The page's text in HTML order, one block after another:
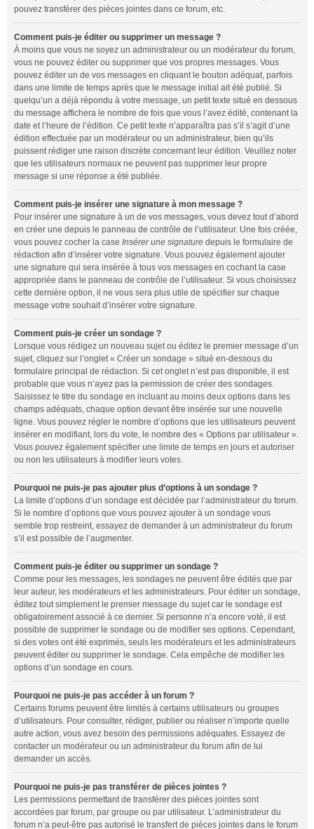
pouvez transférer des pièces jointes dans ce forum, etc.
Comment puis-je éditer ou supprimer un message ?
À moins que vous ne soyez un administrateur ou un modérateur du forum,
vous ne pouvez éditer ou supprimer que vos propres messages. Vous
pouvez éditer un de vos messages en cliquant le bouton adéquat, parfois
dans une limite de temps après que le message initial ait été publié. Si
quelqu’un a déjà répondu à votre message, un petit texte situé en dessous
du message affichera le nombre de fois que vous l’avez édité, contenant la
date et l’heure de l’édition. Ce petit texte n’apparaîtra pas s’il s’agit d’une
édition effectuée par un modérateur ou un administrateur, bien qu’ils
puissent rédiger une raison discrète concernant leur édition. Veuillez noter
que les utilisateurs normaux ne peuvent pas supprimer leur propre
message si une réponse a été publiée.
Comment puis-je insérer une signature à mon message ?
Pour insérer une signature à un de vos messages, vous devez tout d’abord
en créer une depuis le panneau de contrôle de l’utilisateur. Une fois créée,
vous pouvez cocher la case Insérer une signature depuis le formulaire de
rédaction afin d’insérer votre signature. Vous pouvez également ajouter
une signature qui sera insérée à tous vos messages en cochant la case
appropriée dans le panneau de contrôle de l’utilisateur. Si vous choisissez
cette dernière option, il ne vous sera plus utile de spécifier sur chaque
message votre souhait d’insérer votre signature.
Comment puis-je créer un sondage ?
Lorsque vous rédigez un nouveau sujet ou éditez le premier message d’un
sujet, cliquez sur l’onglet « Créer un sondage » situé en-dessous du
formulaire principal de rédaction. Si cet onglet n’est pas disponible, il est
probable que vous n’ayez pas la permission de créer des sondages.
Saisissez le titre du sondage en incluant au moins deux options dans les
champs adéquats, chaque option devant être insérée sur une nouvelle
ligne. Vous pouvez régler le nombre d’options que les utilisateurs peuvent
insérer en modifiant, lors du vote, le nombre des « Options par utilisateur ».
Vous pouvez également spécifier une limite de temps en jours et autoriser
ou non les utilisateurs à modifier leurs votes.
Pourquoi ne puis-je pas ajouter plus d’options à un sondage ?
La limite d’options d’un sondage est décidée par l’administrateur du forum.
Si le nombre d’options que vous pouvez ajouter à un sondage vous
semble trop restreint, essayez de demander à un administrateur du forum
s’il est possible de l’augmenter.
Comment puis-je éditer ou supprimer un sondage ?
Comme pour les messages, les sondages ne peuvent être édités que par
leur auteur, les modérateurs et les administrateurs. Pour éditer un sondage,
éditez tout simplement le premier message du sujet car le sondage est
obligatoirement associé à ce dernier. Si personne n’a encore voté, il est
possible de supprimer le sondage ou de modifier ses options. Cependant,
si des votes ont été exprimés, seuls les modérateurs et les administrateurs
peuvent éditer ou supprimer le sondage. Cela empêche de modifier les
options d’un sondage en cours.
Pourquoi ne puis-je pas accéder à un forum ?
Certains forums peuvent être limités à certains utilisateurs ou groupes
d’utilisateurs. Pour consulter, rédiger, publier ou réaliser n’importe quelle
autre action, vous avez besoin des permissions adéquates. Essayez de
contacter un modérateur ou un administrateur du forum afin de lui
demander un accès.
Pourquoi ne puis-je pas transférer de pièces jointes ?
Les permissions permettant de transférer des pièces jointes sont
accordées par forum, par groupe ou par utilisateur. L’administrateur du
forum n’a peut-être pas autorisé le transfert de pièces jointes dans le forum